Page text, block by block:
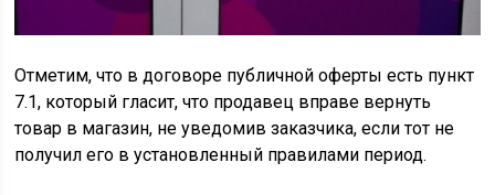
Отметим, что в договоре публичной оферты есть пункт
7.1, который гласит, что продавец вправе вернуть
товар в магазин, не уведомив заказчика, если тот не
получил его в установленный правилами период.